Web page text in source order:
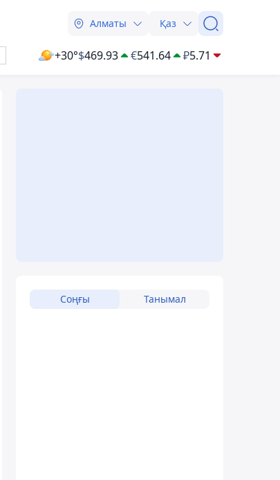
Алматы Қаз
+30°$469.93 €541.64 ₽5.71
Соңғы Танымал